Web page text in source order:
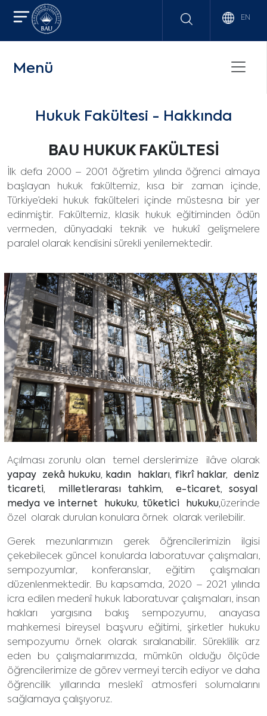
EN
Menü
Hukuk Fakültesi - Hakkında
BAU HUKUK FAKÜLTESİ
İlk defa 2000 – 2001 öğretim yılında öğrenci almaya
başlayan hukuk fakültemiz, kısa bir zaman içinde,
Türkiye’deki hukuk fakülteleri içinde müstesna bir yer
edinmiştir. Fakültemiz, klasik hukuk eğitiminden ödün
vermeden, dünyadaki teknik ve hukukî gelişmelere
paralel olarak kendisini sürekli yenilemektedir.
Açılması zorunlu olan temel derslerimize ilâve olarak
yapay zekâ hukuku, kadın hakları, fikrî haklar, deniz
ticareti, milletlerarası tahkim, e-ticaret, sosyal
medya ve internet hukuku, tüketici hukuku,üzerinde
özel olarak durulan konulara örnek olarak verilebilir.
Gerek mezunlarımızın gerek öğrencilerimizin ilgisi
çekebilecek güncel konularda laboratuvar çalışmaları,
sempozyumlar, konferanslar, eğitim çalışmaları
düzenlenmektedir. Bu kapsamda, 2020 – 2021 yılında
icra edilen medenî hukuk laboratuvar çalışmaları, insan
hakları yargısına bakış sempozyumu, anayasa
mahkemesi bireysel başvuru eğitimi, şirketler hukuku
sempozyumu örnek olarak sıralanabilir. Süreklilik arz
eden bu çalışmalarımızda, mümkün olduğu ölçüde
öğrencilerimize de görev vermeyi tercih ediyor ve daha
öğrencilik yıllarında meslekî atmosferi solumalarını
sağlamaya çalışıyoruz.